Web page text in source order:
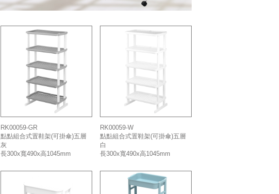
RK00059-GR
點點組合式置鞋架(可掛傘)五層
灰
長300x寬490x高1045mm
RK00059-W
點點組合式置鞋架(可掛傘)五層
白
長300x寬490x高1045mm